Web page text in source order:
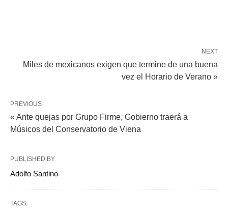
NEXT
Miles de mexicanos exigen que termine de una buena
vez el Horario de Verano »
PREVIOUS
« Ante quejas por Grupo Firme, Gobierno traerá a
Músicos del Conservatorio de Viena
PUBLISHED BY
Adolfo Santino
TAGS: